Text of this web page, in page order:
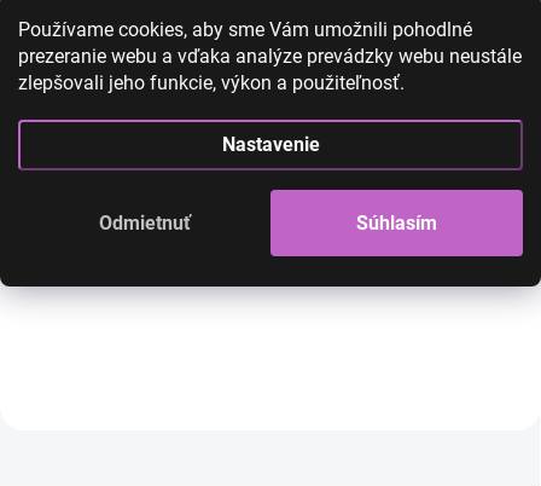
Používame cookies, aby sme Vám umožnili pohodlné
prezeranie webu a vďaka analýze prevádzky webu neustále
zlepšovali jeho funkcie, výkon a použiteľnosť.
Nastavenie
Odmietnuť Súhlasím
Čelenka pletená červená Čelenka pletená